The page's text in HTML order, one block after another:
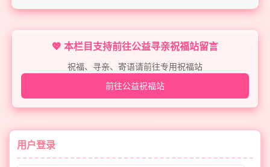
💖 本栏目支持前往公益寻亲祝福站留言
祝福、寻亲、寄语请前往专用祝福站
前往公益祝福站
用户登录